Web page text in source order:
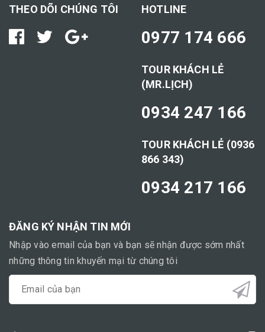
THEO DÕI CHÚNG TÔI HOTLINE
0977 174 666
TOUR KHÁCH LẺ
(MR.LỊCH)
0934 247 166
TOUR KHÁCH LẺ (0936
866 343)
0934 217 166
ĐĂNG KÝ NHẬN TIN MỚI
Nhập vào email của bạn và bạn sẽ nhận được sớm nhất
những thông tin khuyến mại từ chúng tôi